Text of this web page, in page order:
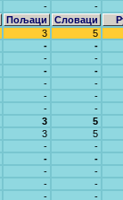
-
-
Пољаци Словаци
3
5
-
-
-
-
-
-
-
-
-
-
-
-
3
5
3
5
-
-
-
-
-
-
-
-
-
-